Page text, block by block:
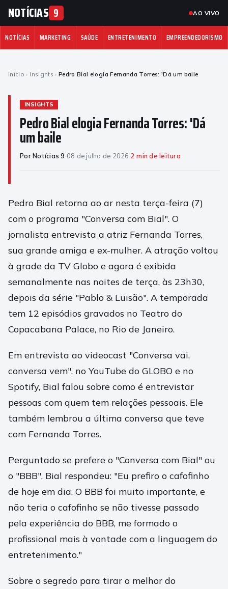
NOTÍCIAS 9 AO VIVO
NOTÍCIAS MARKETING SAÚDE ENTRETENIMENTO EMPREENDEDORISMO
Início › Insights › Pedro Bial elogia Fernanda Torres: 'Dá um baile
INSIGHTS
Pedro Bial elogia Fernanda Torres: 'Dá
um baile
Por Notícias 9·08 de julho de 2026·2 min de leitura
Pedro Bial retorna ao ar nesta terça-feira (7)
com o programa "Conversa com Bial". O
jornalista entrevista a atriz Fernanda Torres,
sua grande amiga e ex-mulher. A atração voltou
à grade da TV Globo e agora é exibida
semanalmente nas noites de terça, às 23h30,
depois da série "Pablo & Luisão". A temporada
tem 12 episódios gravados no Teatro do
Copacabana Palace, no Rio de Janeiro.
Em entrevista ao videocast "Conversa vai,
conversa vem", no YouTube do GLOBO e no
Spotify, Bial falou sobre como é entrevistar
pessoas com quem tem relações pessoais. Ele
também lembrou a última conversa que teve
com Fernanda Torres.
Perguntado se prefere o "Conversa com Bial" ou
o "BBB", Bial respondeu: "Eu prefiro o cafofinho
de hoje em dia. O BBB foi muito importante, e
não teria o cafofinho se não tivesse passado
pela experiência do BBB, me formado o
profissional mais à vontade com a linguagem do
entretenimento."
Sobre o segredo para tirar o melhor do